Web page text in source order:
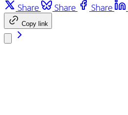
Share Share Share
Copy link